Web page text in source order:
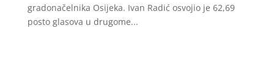
gradonačelnika Osijeka. Ivan Radić osvojio je 62,69
posto glasova u drugome...